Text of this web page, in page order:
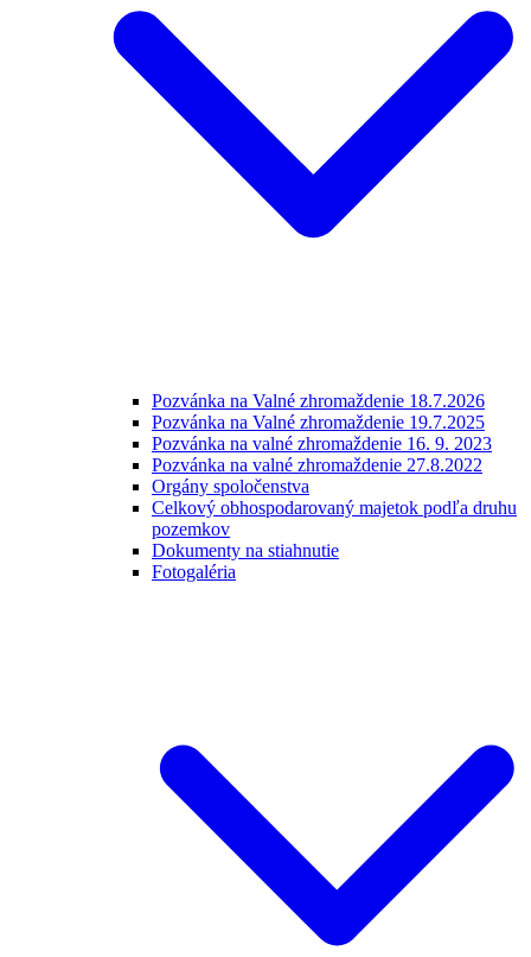
Pozvánka na Valné zhromaždenie 18.7.2026
Pozvánka na Valné zhromaždenie 19.7.2025
Pozvánka na valné zhromaždenie 16. 9. 2023
Pozvánka na valné zhromaždenie 27.8.2022
Orgány spoločenstva
Celkový obhospodarovaný majetok podľa druhu
pozemkov
Dokumenty na stiahnutie
Fotogaléria